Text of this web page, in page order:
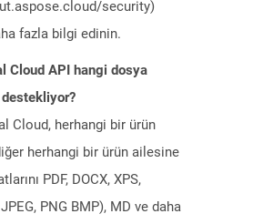
security)
fazla bilgi edinin.
Cloud API hangi dosya
destekliyor?
Cloud, herhangi bir ürün
herhangi bir ürün ailesine
PDF, DOCX, XPS,
PNG BMP), MD ve daha